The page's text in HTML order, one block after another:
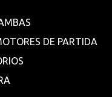
DE PARTIDA